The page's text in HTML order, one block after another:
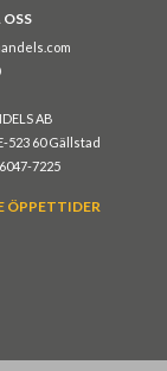
AB
523 60 Gällstad
7225
ÖPPETTIDER